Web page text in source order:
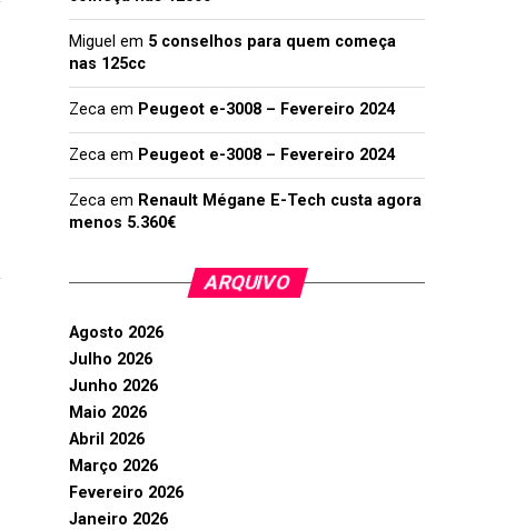
Miguel em 5 conselhos para quem começa
nas 125cc
Zeca em Peugeot e-3008 – Fevereiro 2024
Zeca em Peugeot e-3008 – Fevereiro 2024
Zeca em Renault Mégane E-Tech custa agora
menos 5.360€
ARQUIVO
Agosto 2026
Julho 2026
Junho 2026
Maio 2026
Abril 2026
Março 2026
Fevereiro 2026
Janeiro 2026